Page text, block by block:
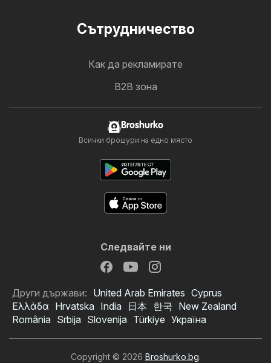
Cътрудничество
Как да рекламирате
B2B зона
Broshurko
Всички брошури на едно място
Следвайте ни
Други държави: United Arab Emirates Cyprus
Ελλάδα Hrvatska India 日本 한국 New Zealand
România Srbija Slovenija Türkiye Україна
Copyright © 2026 Broshurko.bg.